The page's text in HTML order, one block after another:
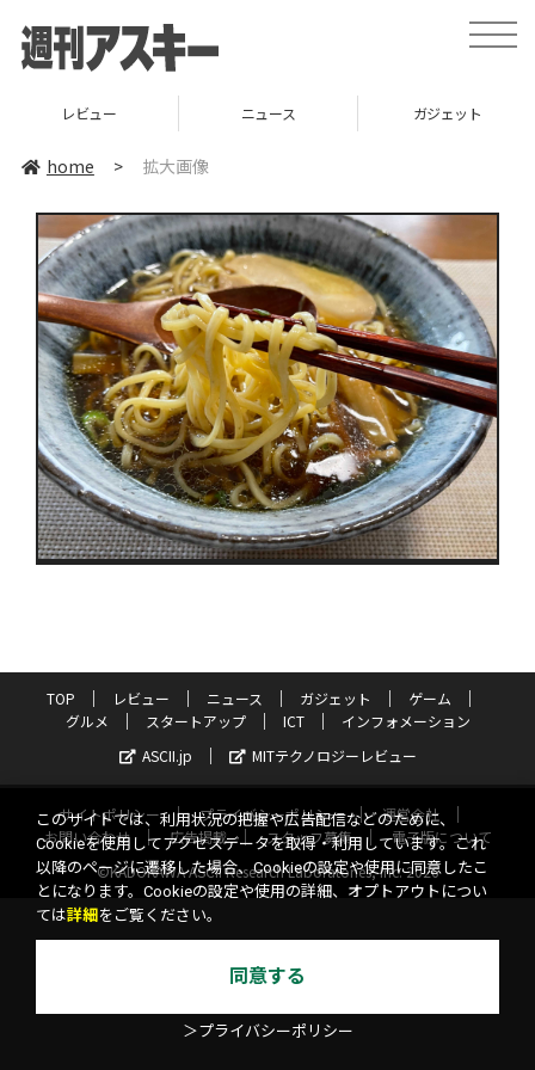
toggle
レビュー ニュース ガジェット
home > 拡大画像
TOP レビュー ニュース ガジェット
ゲーム
グルメ
スタートアップ ICT
インフォメーション
ASCII.jp
MITテクノロジーレビュー
サイトポリシー プライバシーポリシー
運営会社
お問い合わせ
広告掲載 スタッフ募集
電子版について
©KADOKAWA ASCII Research Laboratories, Inc. 2026
このサイトでは、利用状況の把握や広告配信などのために、
Cookieを使用してアクセスデータを取得・利用しています。これ
以降のページに遷移した場合、Cookieの設定や使用に同意したこ
とになります。Cookieの設定や使用の詳細、オプトアウトについ
ては詳細 をご覧ください。
同意する
＞プライバシーポリシー